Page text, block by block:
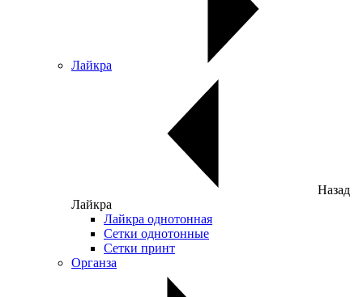
Лайкра
Назад
Лайкра
Лайкра однотонная
Сетки однотонные
Сетки принт
Органза